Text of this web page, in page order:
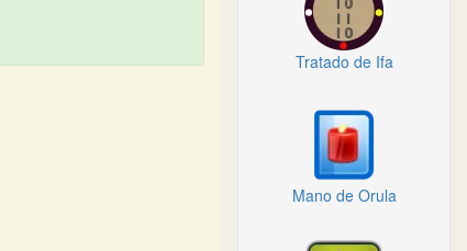
Tratado de Ifa
Mano de Orula